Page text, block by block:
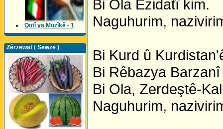
Qutî ya Muzîkê - 1
Zêrzewat ( Sewze )
Bi Ola Êzidatî kim.
Naguhurim,
Bi Kurd û
Bi Rêbazya
Bi Ola, Zerdeştê-
Naguhurim,